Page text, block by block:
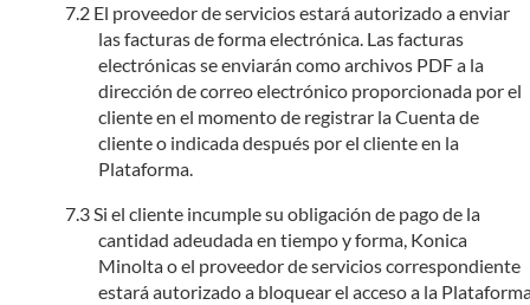
El proveedor de servicios estará autorizado a enviar
las facturas de forma electrónica. Las facturas
electrónicas se enviarán como archivos PDF a la
dirección de correo electrónico proporcionada por el
cliente en el momento de registrar la Cuenta de
cliente o indicada después por el cliente en la
Plataforma.
Si el cliente incumple su obligación de pago de la
cantidad adeudada en tiempo y forma, Konica
Minolta o el proveedor de servicios correspondiente
estará autorizado a bloquear el acceso a la